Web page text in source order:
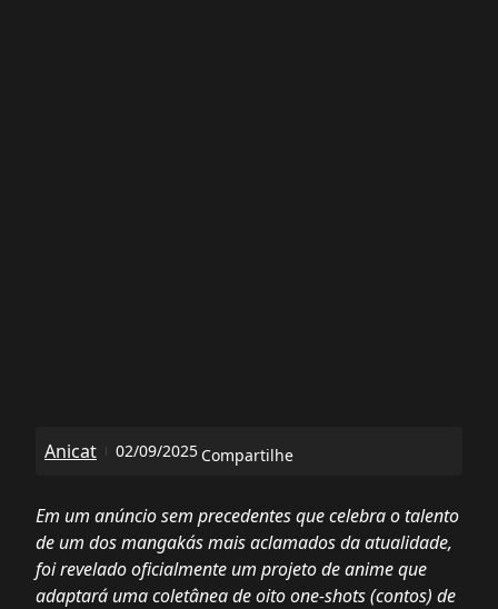
Anicat 02/09/2025 Compartilhe
Em um anúncio sem precedentes que celebra o talento
de um dos mangakás mais aclamados da atualidade,
foi revelado oficialmente um projeto de anime que
adaptará uma coletânea de oito one-shots (contos) de